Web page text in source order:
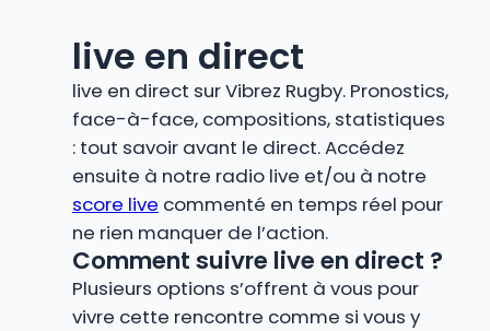
live en direct
live en direct sur Vibrez Rugby. Pronostics,
face-à-face, compositions, statistiques
: tout savoir avant le direct. Accédez
ensuite à notre radio live et/ou à notre
score live commenté en temps réel pour
ne rien manquer de l’action.
Comment suivre live en direct ?
Plusieurs options s’offrent à vous pour
vivre cette rencontre comme si vous y